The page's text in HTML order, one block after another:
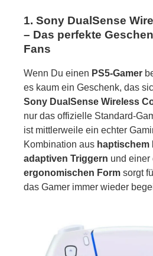
1. Sony DualSense
– Das perfekte
Fans
Wenn Du einen PS5-Gamer
es kaum ein Geschenk, das
Sony DualSense Wireless
nur das offizielle Standard-
ist mittlerweile ein echter
Kombination aus haptischem
adaptiven Triggern und einer
ergonomischen Form sorgt
das Gamer immer wieder